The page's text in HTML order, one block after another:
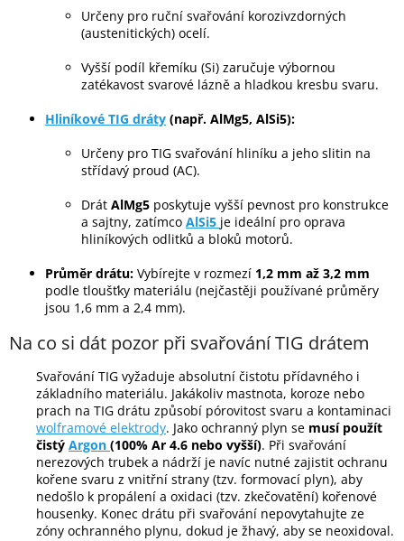
u
Určeny pro ruční svařování korozivzdorných
(austenitických) ocelí.
Vyšší podíl křemíku (Si) zaručuje výbornou
zatékavost svarové lázně a hladkou kresbu svaru.
Hliníkové TIG dráty (např. AlMg5, AlSi5):
Určeny pro TIG svařování hliníku a jeho slitin na
střídavý proud (AC).
Drát AlMg5 poskytuje vyšší pevnost pro konstrukce
a sajtny, zatímco AlSi5 je ideální pro oprava
hliníkových odlitků a bloků motorů.
Průměr drátu: Vybírejte v rozmezí 1,2 mm až 3,2 mm
podle tloušťky materiálu (nejčastěji používané průměry
jsou 1,6 mm a 2,4 mm).
Na co si dát pozor při svařování TIG drátem
Svařování TIG vyžaduje absolutní čistotu přídavného i
základního materiálu. Jakákoliv mastnota, koroze nebo
prach na TIG drátu způsobí pórovitost svaru a kontaminaci
wolframové elektrody. Jako ochranný plyn se musí použít
čistý Argon (100% Ar 4.6 nebo vyšší). Při svařování
nerezových trubek a nádrží je navíc nutné zajistit ochranu
kořene svaru z vnitřní strany (tzv. formovací plyn), aby
nedošlo k propálení a oxidaci (tzv. zkečovatění) kořenové
housenky. Konec drátu při svařování nepovytahujte ze
zóny ochranného plynu, dokud je žhavý, aby se neoxidoval.